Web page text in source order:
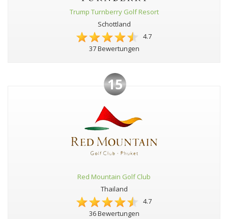
Trump Turnberry Golf Resort
Schottland
4.7
37 Bewertungen
15
Red Mountain Golf Club
Thailand
4.7
36 Bewertungen